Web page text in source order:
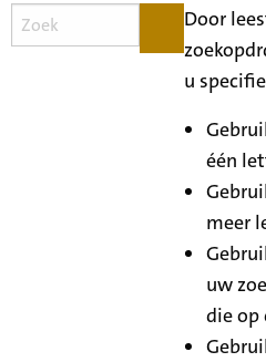
Door
u
één
meer
uw
die op